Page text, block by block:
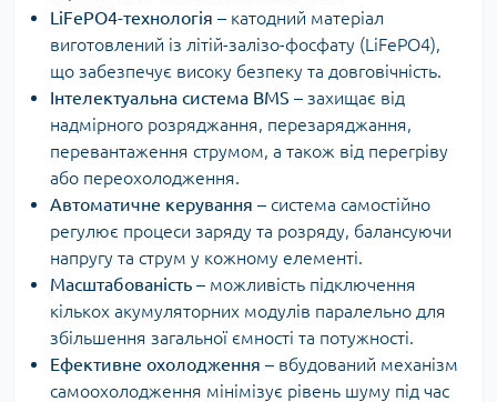
LiFePO4-технологія – катодний матеріал
виготовлений із літій-залізо-фосфату (LiFePO4),
що забезпечує високу безпеку та довговічність.
Інтелектуальна система BMS – захищає від
надмірного розряджання, перезаряджання,
перевантаження струмом, а також від перегріву
або переохолодження.
Автоматичне керування – система самостійно
регулює процеси заряду та розряду, балансуючи
напругу та струм у кожному елементі.
Масштабованість – можливість підключення
кількох акумуляторних модулів паралельно для
збільшення загальної ємності та потужності.
Ефективне охолодження – вбудований механізм
самоохолодження мінімізує рівень шуму під час